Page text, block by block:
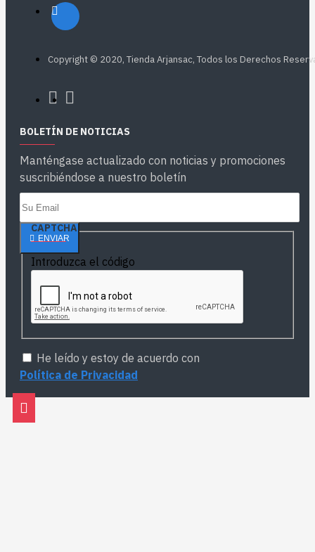
Copyright © 2020, Tienda Arjansac, Todos los Derechos
BOLETÍN DE NOTICIAS
Manténgase actualizado con noticias y promociones
suscribiéndose a nuestro boletín
ENVIAR
CAPTCHA
Introduzca el código
He leído y estoy de acuerdo con
Política de Privacidad